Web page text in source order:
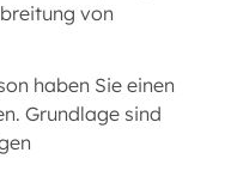
von
haben Sie einen
Grundlage sind